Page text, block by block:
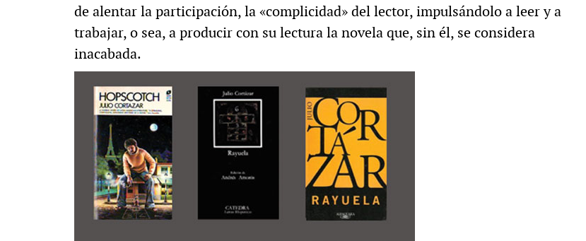
de alentar la participación, la «complicidad» del lector, impulsándolo a leer y a
trabajar, o sea, a producir con su lectura la novela que, sin él, se considera
inacabada.